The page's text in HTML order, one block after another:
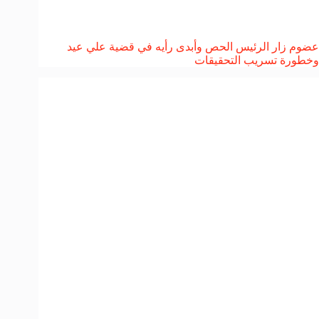
عضوم زار الرئيس الحص وأبدى رأيه في قضية علي عيد
وخطورة تسريب التحقيقات